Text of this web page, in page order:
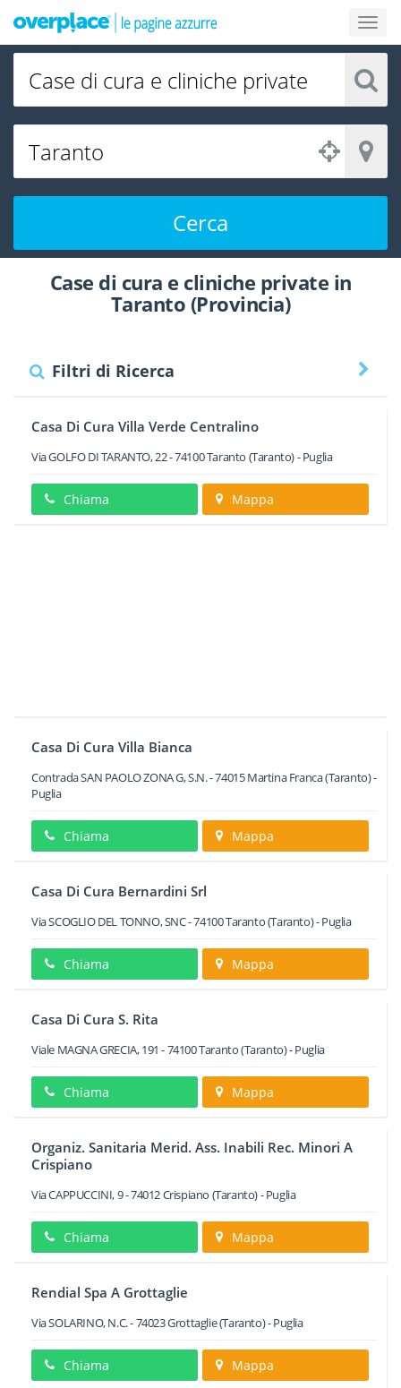
Cerca
Case di cura e cliniche private in
Taranto (Provincia)
Filtri di Ricerca
Casa Di Cura Villa Verde Centralino
Via GOLFO DI TARANTO, 22-74100Taranto (Taranto) -Puglia
Chiama Mappa
Casa Di Cura Villa Bianca
Contrada SAN PAOLO ZONA G, S.N.-74015Martina Franca(Taranto) -
Puglia
Chiama Mappa
Casa Di Cura Bernardini Srl
Via SCOGLIO DEL TONNO, SNC-74100Taranto(Taranto) -Puglia
Chiama Mappa
Casa Di Cura S. Rita
Viale MAGNA GRECIA, 191 -74100Taranto(Taranto) -Puglia
Chiama Mappa
Organiz. Sanitaria Merid. Ass. Inabili Rec. Minori A
Crispiano
Via CAPPUCCINI, 9-74012Crispiano (Taranto) -Puglia
Chiama Mappa
Rendial Spa A Grottaglie
Via SOLARINO, N.C.-74023Grottaglie(Taranto) -Puglia
Chiama Mappa